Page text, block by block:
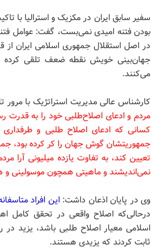
سفیر سابق ایران در مکزیک و استرالیا با
در اصل استقلال جمهوری اسلامی ایران از
جهان‌بینی خویش نقطه ضعف تلقی کرده و
می‌کنند.
کارشناس عالی مدیریت استراتژیک با مرور
مردم و ادعای اصلاح‌طلبی خود را به
کسانی که ادعای اصلاح طلبی و طرفداری
جمهوریتشان گوش جهان را کر کرده بود،
تعیین کند، به تفاوت یازده میلیونی آرا
نمی‌اندیشند و ماهیتی همچون موسولینی و
وی در پایان اذعان داشت:این افراد
درحالی‌که اصلاح واقعی در تحقق کامل
اسلامی معیار اصلاح طلبی باشد، یزید
ثابت کردند که یزیدی هستند.